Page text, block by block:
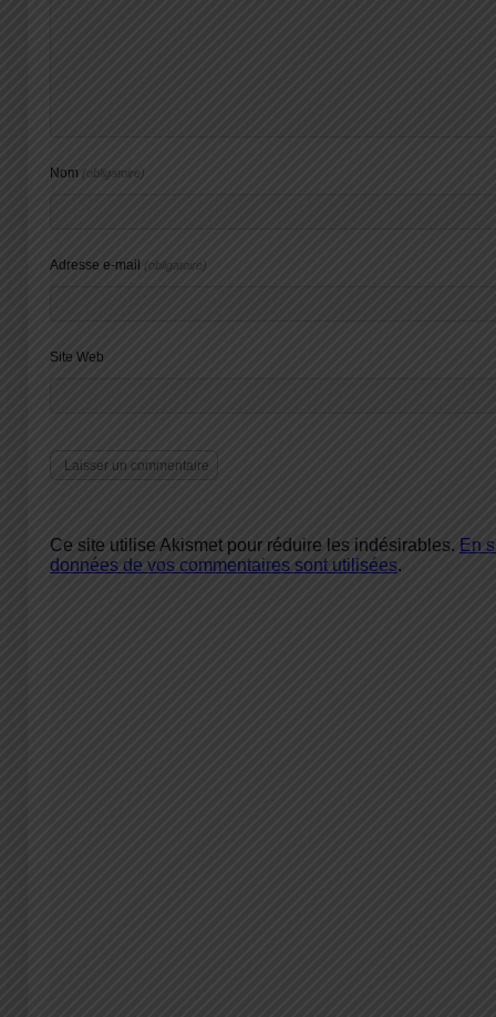
Nom (obligatoire)
Adresse e-mail (obligatoire)
Site Web
Ce site utilise Akismet pour réduire les indésirables. En
données de vos commentaires sont utilisées.